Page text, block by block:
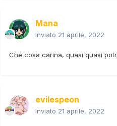
Mana
Inviato 21 aprile, 2022
Che cosa carina, quasi quasi
evilespeon
Inviato 21 aprile, 2022